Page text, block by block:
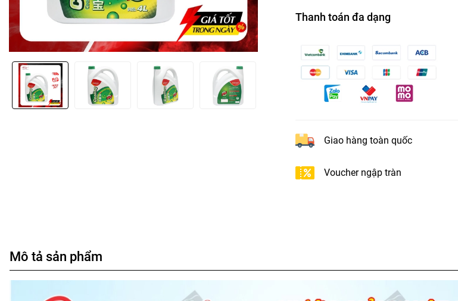
Thanh toán đa dạng
Giao hàng toàn quốc
Voucher ngập tràn
Mô tả sản phẩm